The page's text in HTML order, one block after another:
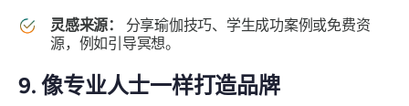
灵感来源：
分享瑜伽技巧、学生成功案例或免费资
源，例如引导冥想。
9. 像专业人士一样打造品牌